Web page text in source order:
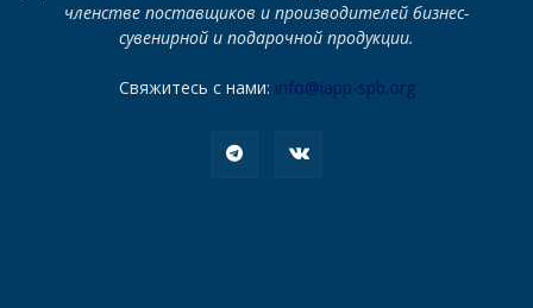
членстве поставщиков и производителей бизнес-
сувенирной и подарочной продукции.
Свяжитесь с нами: info@iapp-spb.org